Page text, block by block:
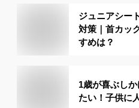
ジュニアシー
対策｜首カッ
すめは？
1歳が喜ぶし
たい！子供に